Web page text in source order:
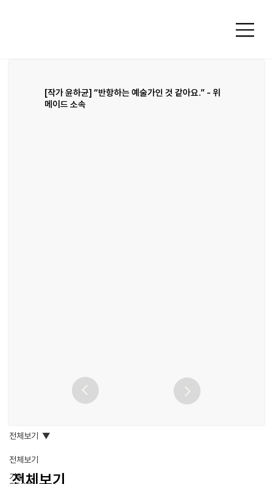
[작가 윤하균] “반항하는 예술가인 것 같아요.” - 위
메이드 소속
전체보기
기업
전체보기
전체보기